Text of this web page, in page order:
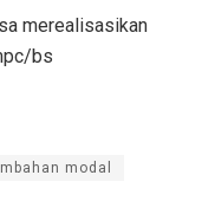
merealisasikan
bs
modal